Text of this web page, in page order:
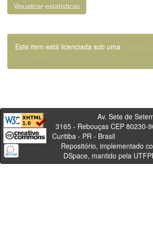
Visualizar estatísticas
Este item está licenciada sob uma
Licença
Commons
Av. Sete de
3165 - Rebouças CEP 80230-
Curitiba - PR -
Repositório, implementado
DSpace, mantido pela